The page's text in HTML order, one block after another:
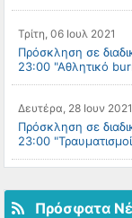
Τρίτη, 06 Ιουλ 2021
Πρόσκληση σε
23:00 "Αθλητικό
Δευτέρα, 28 Ιουν 2021
Πρόσκληση σε
23:00
Πρόσφατα